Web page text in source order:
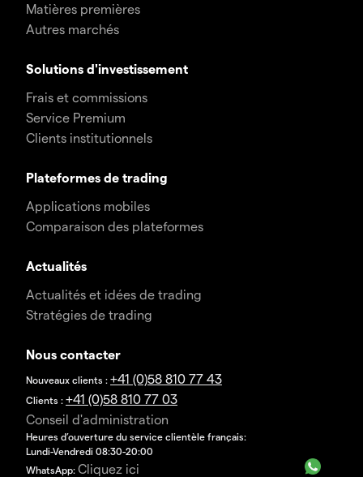
Matières premières
Autres marchés
Solutions d'investissement
Frais et commissions
Service Premium
Clients institutionnels
Plateformes de trading
Applications mobiles
Comparaison des plateformes
Actualités
Actualités et idées de trading
Stratégies de trading
Nous contacter
Nouveaux clients : +41 (0)58 810 77 43
Clients : +41 (0)58 810 77 03
Conseil d'administration
Heures d’ouverture du service clientèle français:
Lundi-Vendredi 08:30-20:00
WhatsApp: Cliquez ici